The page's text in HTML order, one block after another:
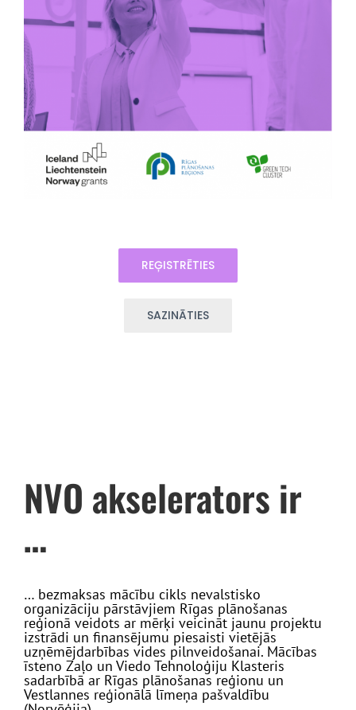
REĢISTRĒTIES
SAZINĀTIES
NVO akselerators ir
…
… bezmaksas mācību cikls nevalstisko
organizāciju pārstāvjiem Rīgas plānošanas
reģionā veidots ar mērķi veicināt jaunu projektu
izstrādi un finansējumu piesaisti vietējās
uzņēmējdarbības vides pilnveidošanai. Mācības
īsteno Zaļo un Viedo Tehnoloģiju Klasteris
sadarbībā ar Rīgas plānošanas reģionu un
Vestlannes reģionālā līmeņa pašvaldību